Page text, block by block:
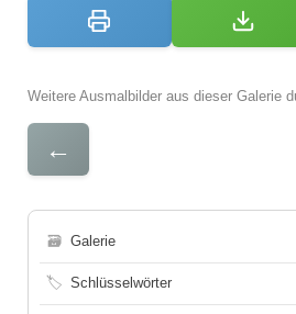
Weitere Ausmalbilder aus dieser Galerie
←
🗃 Galerie
🏷 Schlüsselwörter